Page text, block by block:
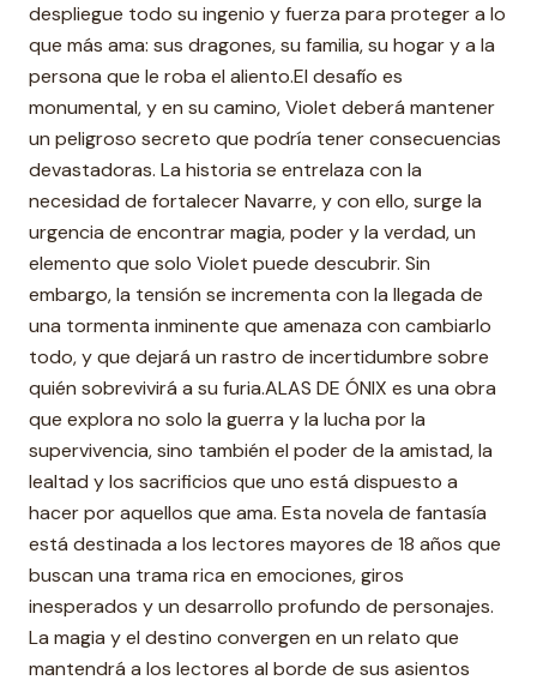
despliegue todo su ingenio y fuerza para proteger a lo
que más ama: sus dragones, su familia, su hogar y a la
persona que le roba el aliento.El desafío es
monumental, y en su camino, Violet deberá mantener
un peligroso secreto que podría tener consecuencias
devastadoras. La historia se entrelaza con la
necesidad de fortalecer Navarre, y con ello, surge la
urgencia de encontrar magia, poder y la verdad, un
elemento que solo Violet puede descubrir. Sin
embargo, la tensión se incrementa con la llegada de
una tormenta inminente que amenaza con cambiarlo
todo, y que dejará un rastro de incertidumbre sobre
quién sobrevivirá a su furia.ALAS DE ÓNIX es una obra
que explora no solo la guerra y la lucha por la
supervivencia, sino también el poder de la amistad, la
lealtad y los sacrificios que uno está dispuesto a
hacer por aquellos que ama. Esta novela de fantasía
está destinada a los lectores mayores de 18 años que
buscan una trama rica en emociones, giros
inesperados y un desarrollo profundo de personajes.
La magia y el destino convergen en un relato que
mantendrá a los lectores al borde de sus asientos